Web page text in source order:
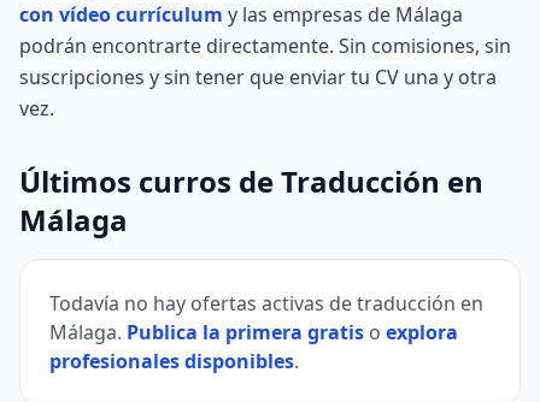
con vídeo currículum y las empresas de Málaga
podrán encontrarte directamente. Sin comisiones, sin
suscripciones y sin tener que enviar tu CV una y otra
vez.
Últimos curros de Traducción en
Málaga
Todavía no hay ofertas activas de traducción en
Málaga. Publica la primera gratis o explora
profesionales disponibles.